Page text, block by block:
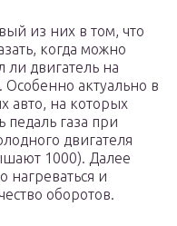
из них в том, что
когда можно
двигатель на
актуально в
авто, на которых
педаль газа при
двигателя
1000). Далее
нагреваться и
оборотов.